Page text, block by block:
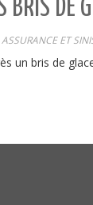
BRIS DE
ASSURANCE ET
un bris de